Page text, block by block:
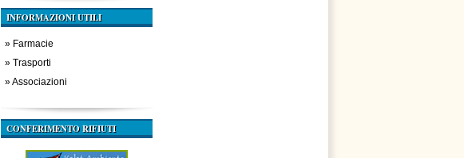
INFORMAZIONI UTILI
» Farmacie
» Trasporti
»Associazioni
CONFERIMENTO RIFIUTI